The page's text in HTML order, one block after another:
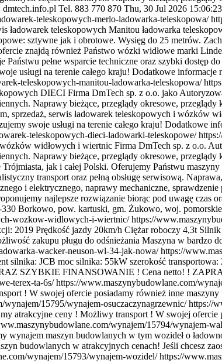
dmtech.info.pl Tel. 883 770 870 Thu, 30 Jul 2026
teleskopowych-merlo-ladowarka-teleskopowa/
ładowarek teleskopowych Manitou ładowarka
sztywne jak i obrotowe. Wysięg do 25 metrów.
znajdą również Państwo wózki widłowe marki
pełne wsparcie techniczne oraz szybki dostęp
usługi na terenie całego kraju! Dodatkowe
teleskopowych-manitou-ladowarka-teleskopowa/
DIECI Firma DmTech sp. z o.o. jako
Naprawy bieżące, przeglądy okresowe,
sprzedaż, serwis ładowarek teleskopowych i wózków
swoje usługi na terenie całego kraju! Dodatkowe
teleskopowych-dieci-ladowarki-teleskopowe/
widłowych i wiertnic Firma DmTech sp. z o.o.
Naprawy bieżące, przeglądy okresowe,
jak i całej Polski. Oferujemy Państwu
transport oraz pełną obsługę serwisową.
i elektrycznego, naprawy mechaniczne,
najlepsze rozwiązanie biorąc pod uwagę czas
Borkowo, pow. kartuski, gm. Żukowo, woj.
wozkow-widlowych-i-wiertnic/ https://
2019 Prędkość jazdy 20km/h Ciężar roboczy 4,3t
zakupu pługu do odśnieżania Maszyna w bardzo
wacker-neuson-wl-34-jak-nowa/ https://
silnika: JCB moc silnika: 55kW szerokość
SZYBKIE FINANSOWANIE ! Cena netto! !
terex-ta-6s/ https://www.maszynybudowlane.com/
! W swojej ofercie posiadamy również inne
15795/wynajem-osuczaczynagrzewnic/ https://
atrakcyjne ceny ! Możliwy transport ! W swojej ofercie
wynajem/15794/wynajem-
wynajem maszyn budowlanych w tym wozideł o
budowlanych w atrakcyjnych cenach! Jeśli chcesz
wynajem/15793/wynajem-wozidel/ https://